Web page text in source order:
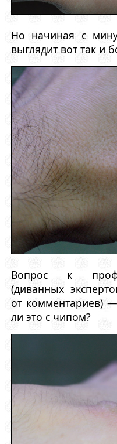
Но начиная с
выглядит вот так и
Вопрос к
(диванных
от комментариев)
ли это с чипом?